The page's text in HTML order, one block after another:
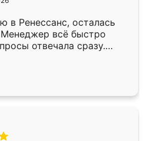
только здесь.
в Ренессанс, осталась
всё быстро
отвечала сразу.
в субботу, подошёл к
Собрали
аккуратно, даже